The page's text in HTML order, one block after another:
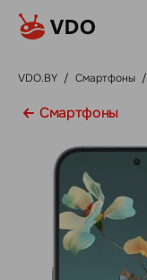
VDO.BY / Смартфоны /
Смартфоны